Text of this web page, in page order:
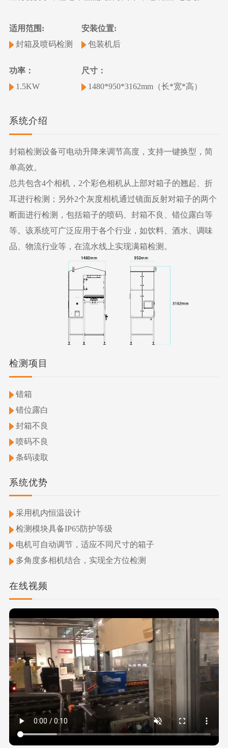
适用范围:
封箱及喷码检测
安装位置:
包装机后
功率：
1.5KW
尺寸：
1480*950*3162mm（长*宽*高）
系统介绍
封箱检测设备可电动升降来调节高度，支持一键换型，简
单高效。
总共包含4个相机，2个彩色相机从上部对箱子的翘起、折
耳进行检测；另外2个灰度相机通过镜面反射对箱子的两个
断面进行检测，包括箱子的喷码、封箱不良、错位露白等
等。该系统可广泛应用于各个行业，如饮料、酒水、调味
品、物流行业等，在流水线上实现满箱检测。
检测项目
错箱
错位露白
封箱不良
喷码不良
条码读取
系统优势
采用机内恒温设计
检测模块具备IP65防护等级
电机可自动调节，适应不同尺寸的箱子
多角度多相机结合，实现全方位检测
在线视频